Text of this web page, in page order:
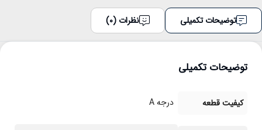
توضیحات تکمیلی نظرات (0)
توضیحات تکمیلی
کیفیت قطعه درجه A